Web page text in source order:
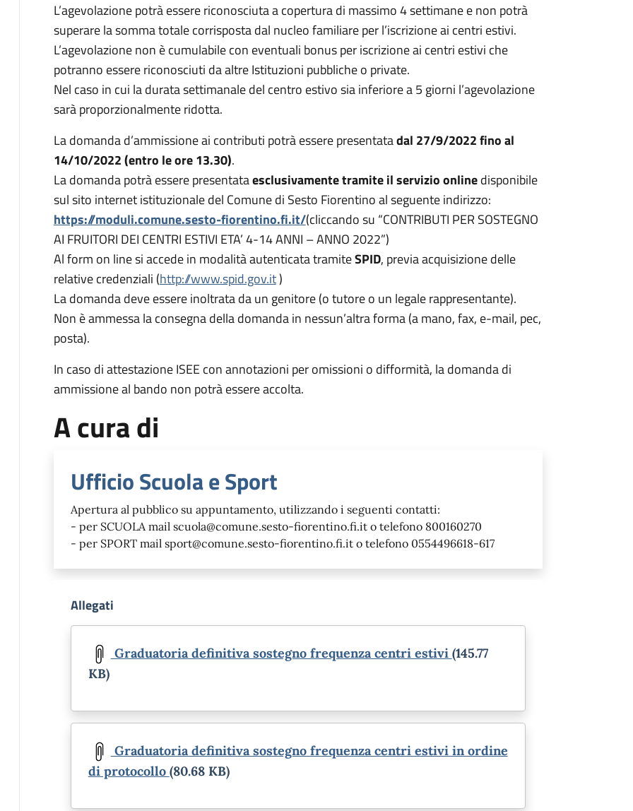
L’agevolazione potrà essere riconosciuta a copertura di massimo 4 settimane e non potrà
superare la somma totale corrisposta dal nucleo familiare per l’iscrizione ai centri estivi.
L’agevolazione non è cumulabile con eventuali bonus per iscrizione ai centri estivi che
potranno essere riconosciuti da altre Istituzioni pubbliche o private.
Nel caso in cui la durata settimanale del centro estivo sia inferiore a 5 giorni l’agevolazione
sarà proporzionalmente ridotta.
La domanda d’ammissione ai contributi potrà essere presentatadal 27/9/2022 fino al
14/10/2022 (entro le ore 13.30).
La domanda potrà essere presentataesclusivamente tramite il servizio onlinedisponibile
sul sito internet istituzionale del Comune di Sesto Fiorentino al seguente indirizzo:
https://moduli.comune.sesto-fiorentino.fi.it/(cliccando su “CONTRIBUTI PER SOSTEGNO
AI FRUITORI DEI CENTRI ESTIVI ETA’ 4-14 ANNI – ANNO 2022”)
Al form on line si accede in modalità autenticata tramiteSPID, previa acquisizione delle
relative credenziali (http://www.spid.gov.it)
La domanda deve essere inoltrata da un genitore (o tutore o un legale rappresentante).
Non è ammessa la consegna della domanda in nessun’altra forma (a mano, fax, e-mail, pec,
posta).
In caso di attestazione ISEE con annotazioni per omissioni o difformità, la domanda di
ammissione al bando non potrà essere accolta.
A cura di
Ufficio Scuola e Sport
Apertura al pubblico su appuntamento, utilizzando i seguenti contatti:
- per SCUOLA mail scuola@comune.sesto-fiorentino.fi.it o telefono 800160270
- per SPORT mail sport@comune.sesto-fiorentino.fi.it o telefono 0554496618-617
Allegati
Graduatoria definitiva sostegno frequenza centri estivi (145.77
KB)
Graduatoria definitiva sostegno frequenza centri estivi in ordine
di protocollo (80.68 KB)